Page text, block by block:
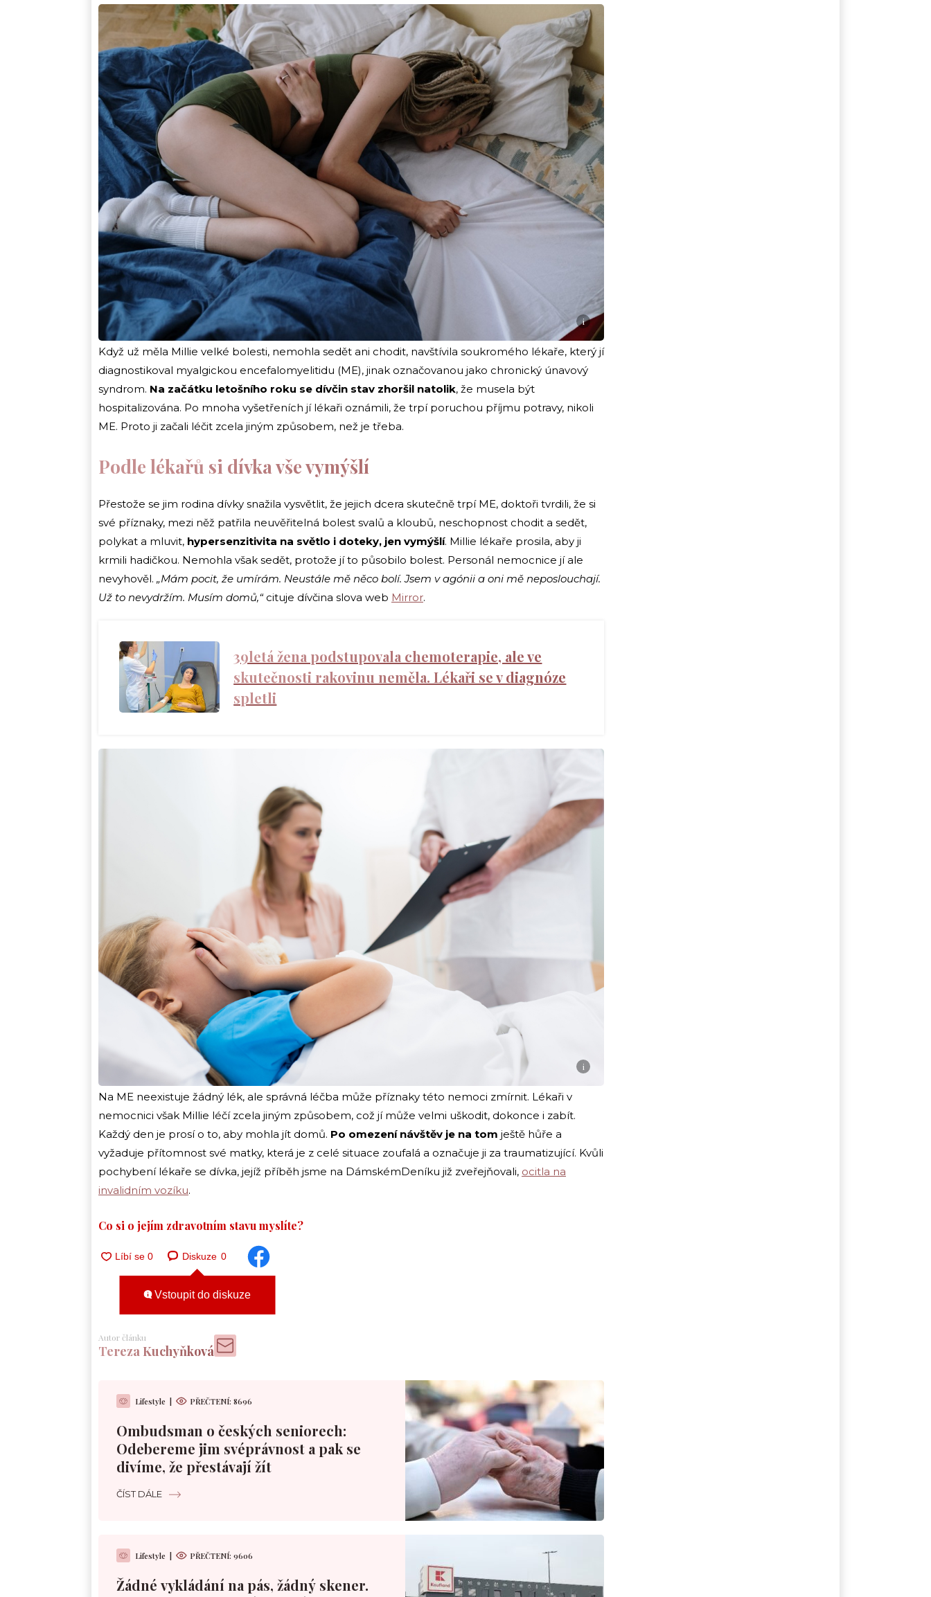
i
Když už měla Millie velké bolesti, nemohla sedět ani chodit, navštívila soukromého lékaře, který jí
diagnostikoval myalgickou encefalomyelitidu (ME), jinak označovanou jako chronický únavový
syndrom. Na začátku letošního roku se dívčin stav zhoršil natolik, že musela být
hospitalizována. Po mnoha vyšetřeních jí lékaři oznámili, že trpí poruchou příjmu potravy, nikoli
ME. Proto ji začali léčit zcela jiným způsobem, než je třeba.
Podle lékařů si dívka vše vymýšlí
Přestože se jim rodina dívky snažila vysvětlit, že jejich dcera skutečně trpí ME, doktoři tvrdili, že si
své příznaky, mezi něž patřila neuvěřitelná bolest svalů a kloubů, neschopnost chodit a sedět,
polykat a mluvit, hypersenzitivita na světlo i doteky, jen vymýšlí. Millie lékaře prosila, aby ji
krmili hadičkou. Nemohla však sedět, protože jí to působilo bolest. Personál nemocnice jí ale
nevyhověl. „Mám pocit, že umírám. Neustále mě něco bolí. Jsem v agónii a oni mě neposlouchají.
Už to nevydržím. Musím domů,“cituje dívčina slova web Mirror.
39letá žena podstupovala chemoterapie, ale ve
skutečnosti rakovinu neměla. Lékaři se v diagnóze
spletli
i
Na ME neexistuje žádný lék, ale správná léčba může příznaky této nemoci zmírnit. Lékaři v
nemocnici však Millie léčí zcela jiným způsobem, což jí může velmi uškodit, dokonce i zabít.
Každý den je prosí o to, aby mohla jít domů. Po omezení návštěv je na tom ještě hůře a
vyžaduje přítomnost své matky, která je z celé situace zoufalá a označuje ji za traumatizující. Kvůli
pochybení lékaře se dívka, jejíž příběh jsme na DámskémDeníku již zveřejňovali, ocitla na
invalidním vozíku.
Co si o jejím zdravotním stavu myslíte?
Diskuze 0
Vstoupit do diskuze
Autor článku
Tereza Kuchyňková
Lifestyle | PŘEČTENÍ: 8696
Ombudsman o českých seniorech:
Odebereme jim svéprávnost a pak se
divíme, že přestávají žít
ČÍST DÁLE
Lifestyle | PŘEČTENÍ: 9606
Žádné vykládání na pás, žádný skener.